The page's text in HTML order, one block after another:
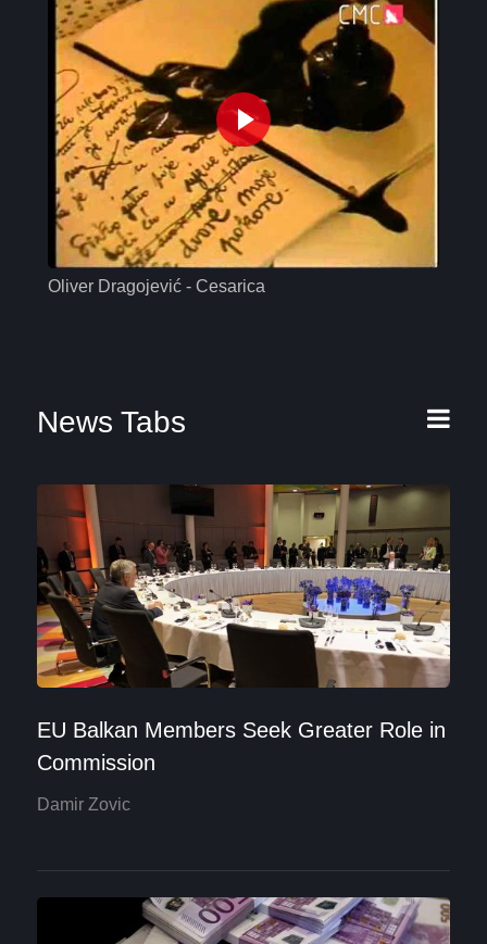
Oliver Dragojević - Cesarica
News Tabs
EU Balkan Members Seek Greater Role in
Commission
Damir Zovic